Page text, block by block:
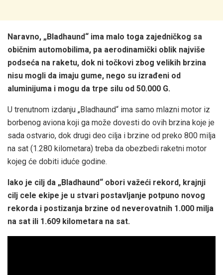
Naravno, „Bladhaund“ ima malo toga zajedničkog sa
običnim automobilima, pa aerodinamički oblik najviše
podseća na raketu, dok ni točkovi zbog velikih brzina
nisu mogli da imaju gume, nego su izrađeni od
aluminijuma i mogu da trpe silu od 50.000 G.
U trenutnom izdanju „Bladhaund“ ima samo mlazni motor iz
borbenog aviona koji ga može dovesti do ovih brzina koje je
sada ostvario, dok drugi deo cilja i brzine od preko 800 milja
na sat (1.280 kilometara) treba da obezbedi raketni motor
kojeg će dobiti iduće godine.
Iako je cilj da „Bladhaund“ obori važeći rekord, krajnji
cilj cele ekipe je u stvari postavljanje potpuno novog
rekorda i postizanja brzine od neverovatnih 1.000 milja
na sat ili 1.609 kilometara na sat.